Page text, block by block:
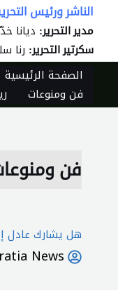
تخطي
المحتوى
الناشر ورئيس
مدير التحرير: ديانا
سكرتير التحرير: رنا
الصفحة الرئيسية
فن ومنوعات
فن
هل يشارك عادل
News